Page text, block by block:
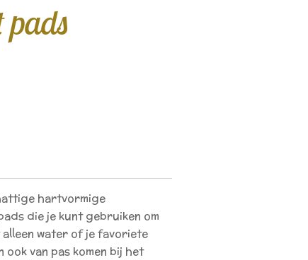
hartvormige
die je kunt gebruiken om
water of je favoriete
ook van pas komen bij het